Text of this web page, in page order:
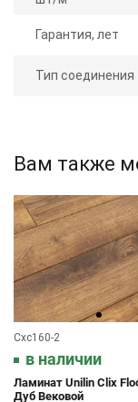
Гарантия, лет
Тип соединения
Вам также
Cxc160-2
в наличии
Ламинат Unilin Clix
Дуб Вековой